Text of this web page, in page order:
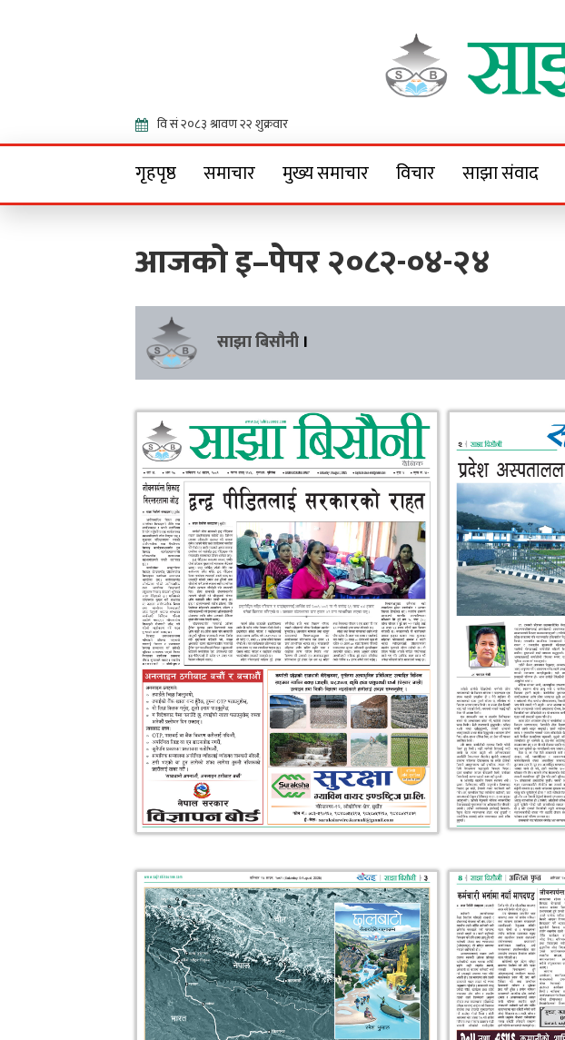
Sajha
गृहपृष्ठ समाचार मुख्य समाचार विचार साझा संवाद
आजको इ–पेपर २०८२-०४-२४
साझा बिसौनी ।